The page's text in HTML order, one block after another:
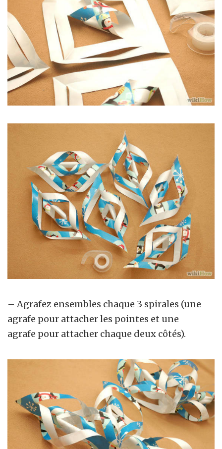
– Agrafez ensembles chaque 3 spirales (une
agrafe pour attacher les pointes et une
agrafe pour attacher chaque deux côtés).